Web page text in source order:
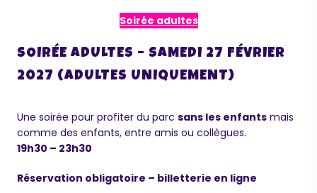
Soirée adultes
SOIRÉE ADULTES – SAMEDI 27 FÉVRIER
2027 (ADULTES UNIQUEMENT)
Une soirée pour profiter du parc sans les enfants mais
comme des enfants, entre amis ou collègues.
19h30 – 23h30
Réservation obligatoire – billetterie en ligne